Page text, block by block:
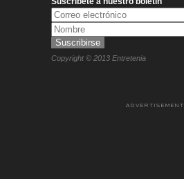
Copyright © 2013 Entretenia
ADVERTISEMENT